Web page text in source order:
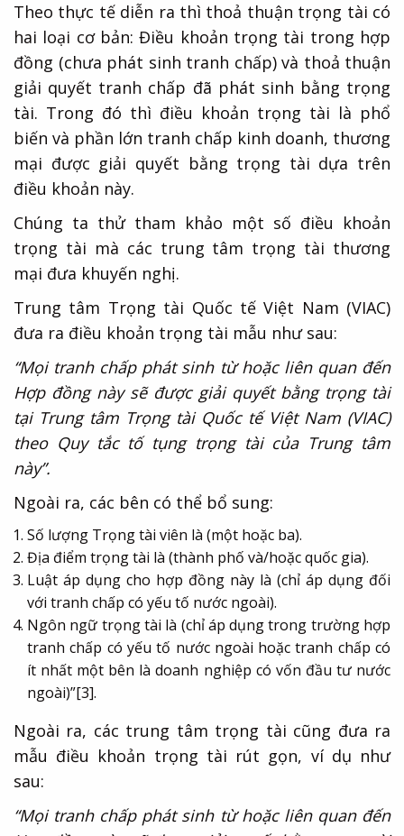
Theo thực tế diễn ra thì thoả thuận trọng tài có
hai loại cơ bản: Điều khoản trọng tài trong hợp
đồng (chưa phát sinh tranh chấp) và thoả thuận
giải quyết tranh chấp đã phát sinh bằng trọng
tài. Trong đó thì điều khoản trọng tài là phổ
biến và phần lớn tranh chấp kinh doanh, thương
mại được giải quyết bằng trọng tài dựa trên
điều khoản này.
Chúng ta thử tham khảo một số điều khoản
trọng tài mà các trung tâm trọng tài thương
mại đưa khuyến nghị.
Trung tâm Trọng tài Quốc tế Việt Nam (VIAC)
đưa ra điều khoản trọng tài mẫu như sau:
“Mọi tranh chấp phát sinh từ hoặc liên quan đến
Hợp đồng này sẽ được giải quyết bằng trọng tài
tại Trung tâm Trọng tài Quốc tế Việt Nam (VIAC)
theo Quy tắc tố tụng trọng tài của Trung tâm
này”.
Ngoài ra, các bên có thể bổ sung:
Số lượng Trọng tài viên là (một hoặc ba).
Địa điểm trọng tài là (thành phố và/hoặc quốc gia).
Luật áp dụng cho hợp đồng này là (chỉ áp dụng đối
với tranh chấp có yếu tố nước ngoài).
Ngôn ngữ trọng tài là (chỉ áp dụng trong trường hợp
tranh chấp có yếu tố nước ngoài hoặc tranh chấp có
ít nhất một bên là doanh nghiệp có vốn đầu tư nước
ngoài)”[3].
Ngoài ra, các trung tâm trọng tài cũng đưa ra
mẫu điều khoản trọng tài rút gọn, ví dụ như
sau:
“Mọi tranh chấp phát sinh từ hoặc liên quan đến